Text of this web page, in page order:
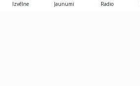
Izvēlne Jaunumi Radio